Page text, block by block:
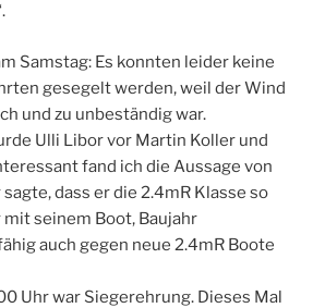
Samstag: Es konnten leider keine
gesegelt werden, weil der Wind
und zu unbeständig war.
Ulli Libor vor Martin Koller und
fand ich die Aussage von
dass er die 2.4mR Klasse so
seinem Boot, Baujahr
auch gegen neue 2.4mR Boote
Uhr war Siegerehrung. Dieses Mal